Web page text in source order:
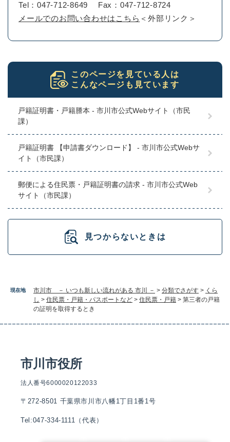
現在地 市川市 － いつも新しい流れがある 市川 － > 分類でさがす > くら
し > 住民票・戸籍・パスポートなど > 住民票・戸籍 > 第三者の戸籍
の証明を取得するとき
Tel：047-712-8649
Fax：047-712-8724
メールでのお問い合わせはこちら ＜外部リンク＞
このページを見ている人は
こんなページも見ています
戸籍証明書・戸籍謄本 - 市川市公式Webサイト（市民
課）
戸籍証明書 【申請書ダウンロード】 - 市川市公式Webサ
イト（市民課）
郵便による住民票・戸籍証明書の請求 - 市川市公式Web
サイト（市民課）
見つからないときは
市川市役所
法人番号6000020122033
〒272-8501 千葉県市川市八幡1丁目1番1号
Tel:047-334-1111（代表）